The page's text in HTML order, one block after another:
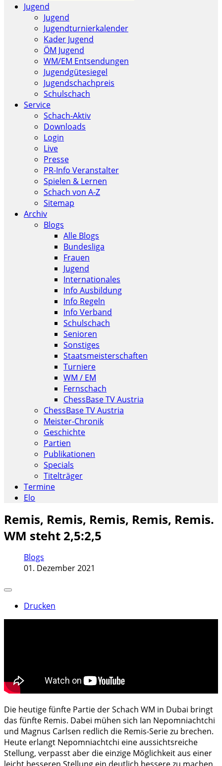
Jugend
Jugend
Jugendturnierkalender
Kader Jugend
ÖM Jugend
WM/EM Entsendungen
Jugendgütesiegel
Jugendschachpreis
Schulschach
Service
Schach-Aktiv
Downloads
Login
Live
Presse
PR-Info Veranstalter
Spielen & Lernen
Schach von A-Z
Sitemap
Archiv
Blogs
Alle Blogs
Bundesliga
Frauen
Jugend
Internationales
Info Ausbildung
Info Regeln
Info Verband
Schulschach
Senioren
Sonstiges
Staatsmeisterschaften
Turniere
WM / EM
Fernschach
ChessBase TV Austria
ChessBase TV Austria
Meister-Chronik
Geschichte
Partien
Publikationen
Specials
Titelträger
Termine
Elo
Remis, Remis, Remis, Remis, Remis.
WM steht 2,5:2,5
Blogs
01. Dezember 2021
Drucken
Die heutige fünfte Partie der Schach WM in Dubai bringt
das fünfte Remis. Dabei mühen sich Ian Nepomniachtchi
und Magnus Carlsen redlich die Remis-Serie zu brechen.
Heute erlangt Nepomniachtchi eine aussichtsreiche
Stellung, verpasst aber die einzige Möglichkeit aus einer